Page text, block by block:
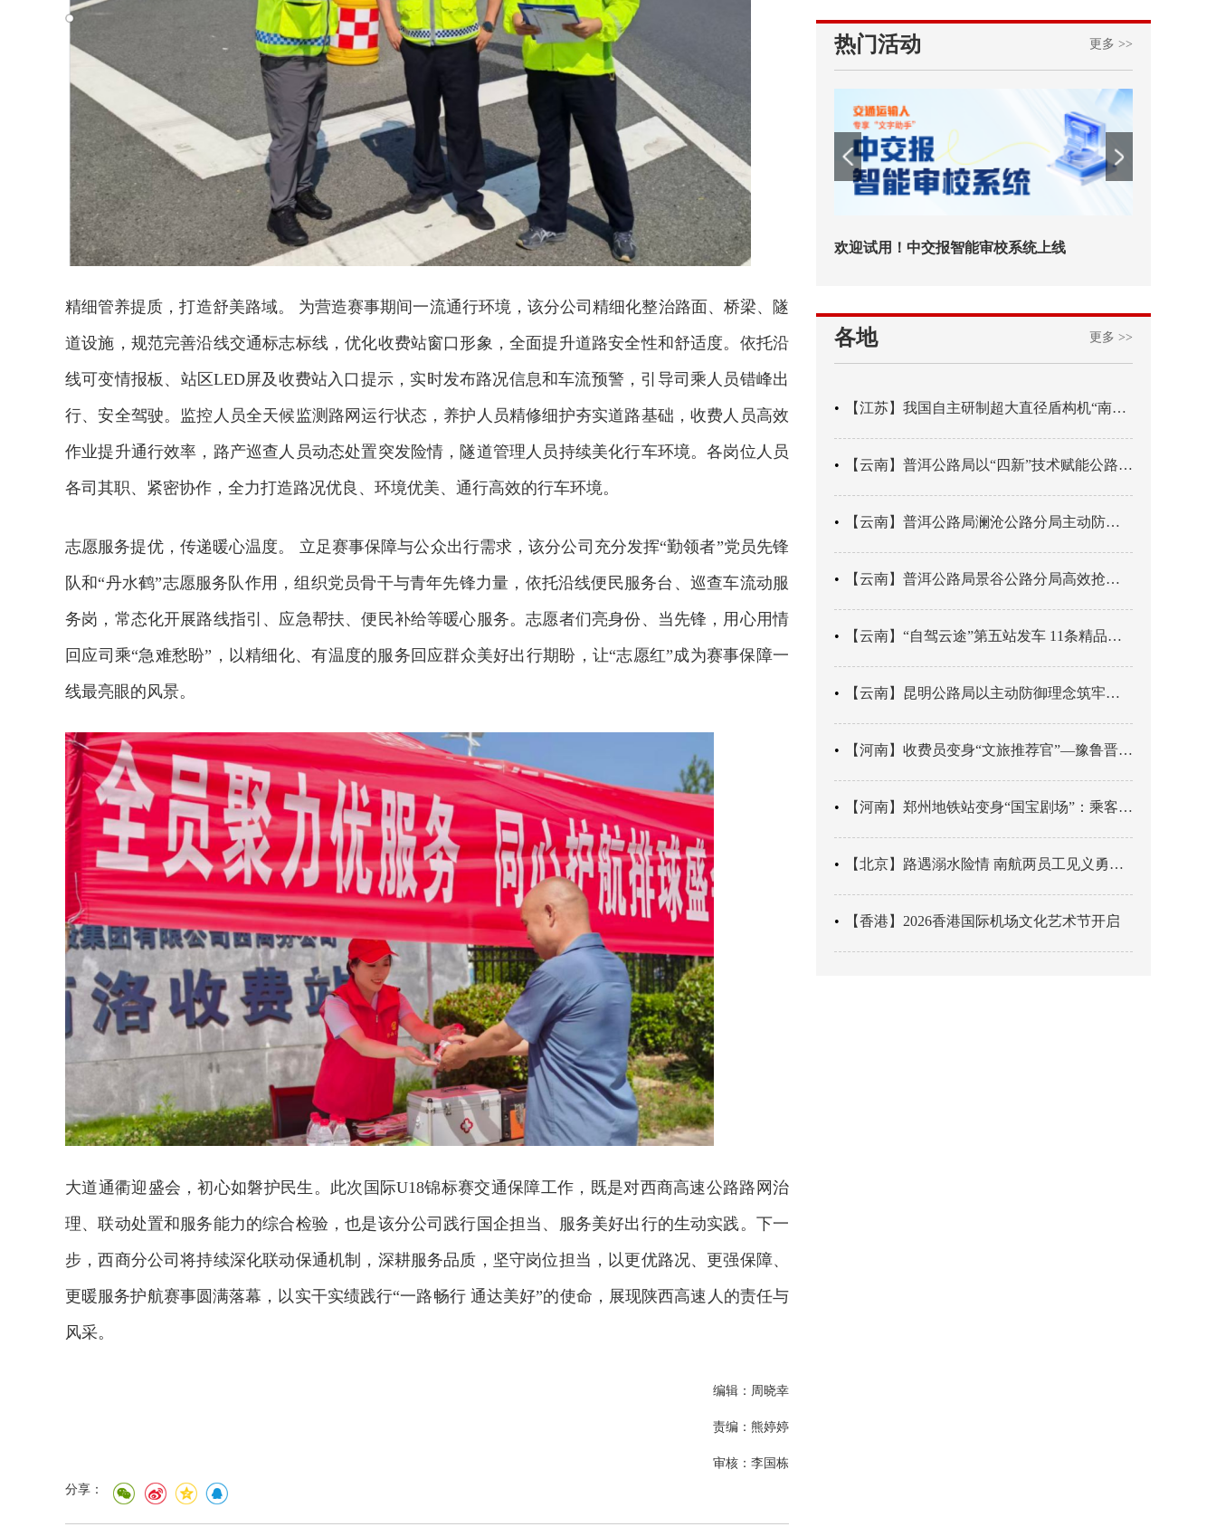
精细管养提质，打造舒美路域。 为营造赛事期间一流通行环境，该分公司精细化整治路面、桥梁、隧
道设施，规范完善沿线交通标志标线，优化收费站窗口形象，全面提升道路安全性和舒适度。依托沿
线可变情报板、站区LED屏及收费站入口提示，实时发布路况信息和车流预警，引导司乘人员错峰出
行、安全驾驶。监控人员全天候监测路网运行状态，养护人员精修细护夯实道路基础，收费人员高效
作业提升通行效率，路产巡查人员动态处置突发险情，隧道管理人员持续美化行车环境。各岗位人员
各司其职、紧密协作，全力打造路况优良、环境优美、通行高效的行车环境。
志愿服务提优，传递暖心温度。 立足赛事保障与公众出行需求，该分公司充分发挥“勤领者”党员先锋
队和“丹水鹤”志愿服务队作用，组织党员骨干与青年先锋力量，依托沿线便民服务台、巡查车流动服
务岗，常态化开展路线指引、应急帮扶、便民补给等暖心服务。志愿者们亮身份、当先锋，用心用情
回应司乘“急难愁盼”，以精细化、有温度的服务回应群众美好出行期盼，让“志愿红”成为赛事保障一
线最亮眼的风景。
大道通衢迎盛会，初心如磐护民生。此次国际U18锦标赛交通保障工作，既是对西商高速公路路网治
理、联动处置和服务能力的综合检验，也是该分公司践行国企担当、服务美好出行的生动实践。下一
步，西商分公司将持续深化联动保通机制，深耕服务品质，坚守岗位担当，以更优路况、更强保障、
更暖服务护航赛事圆满落幕，以实干实绩践行“一路畅行 通达美好”的使命，展现陕西高速人的责任与
风采。
编辑：周晓幸
责编：熊婷婷
审核：李国栋
分享：
热门活动 更多 >>
2026年中国航海日论坛 交通运输执法“我是大队长”主题活动 欢迎试用！中交报智能审校系统上线
各地 更多 >>
【江苏】我国自主研制超大直径盾构机“南湖号”在常熟下线
【云南】普洱公路局以“四新”技术赋能公路养护
【云南】普洱公路局澜沧公路分局主动防御成功处置214国道山体崩塌险情
【云南】普洱公路局景谷公路分局高效抢通紧急送医村路
【云南】“自驾云途”第五站发车 11条精品线路串起全域风光
【云南】昆明公路局以主动防御理念筑牢汛期安全防线
【河南】收费员变身“文旅推荐官”—豫鲁晋四地市交旅融合让游客一下高速就“入戏”
【河南】郑州地铁站变身“国宝剧场”：乘客刚出车厢，就“入戏”千年
【北京】路遇溺水险情 南航两员工见义勇为科学施救
【香港】2026香港国际机场文化艺术节开启